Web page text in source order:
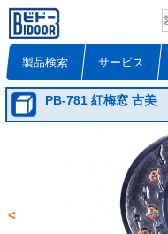
製品検索 サービス
PB-781 紅梅窓 古美
<